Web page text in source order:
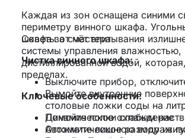
Каждая из зон оснащена синими
периметру винного шкафа.
шкафа за счёт впитывания
системы управления
дистиллированной водой,
пределах.
Ключевые особенности:
Динамическое охлаждение
Автоматическое
Советы от мастера
Чистка винного шкафа:
Выключите прибор,
Вымойте внутренние
столовые ложки соды на
Помойте полки слабым
Отожмите лишнюю воду из